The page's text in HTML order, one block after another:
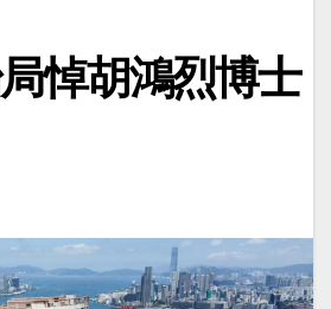
悼胡鴻烈博士